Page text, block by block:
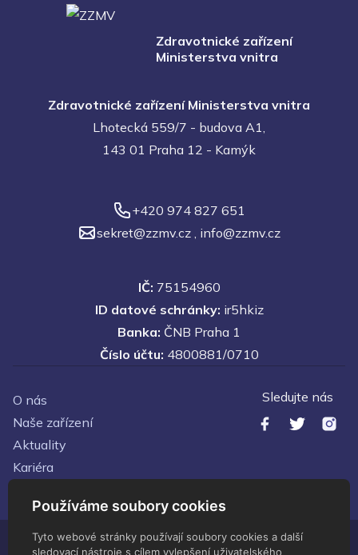
Používáme soubory cookies
Tyto webové stránky používají soubory cookies a další
sledovací nástroje s cílem vylepšení uživatelského
Zdravotnické zařízení
Ministerstva vnitra
Zdravotnické zařízení Ministerstva vnitra
Lhotecká 559/7 - budova A1,
143 01 Praha 12 - Kamýk
+420 974 827 651
sekret@zzmv.cz , info@zzmv.cz
IČ: 75154960
ID datové schránky: ir5hkiz
Banka: ČNB Praha 1
Číslo účtu: 4800881/0710
O nás
Naše zařízení
Aktuality
Kariéra
Sledujte nás